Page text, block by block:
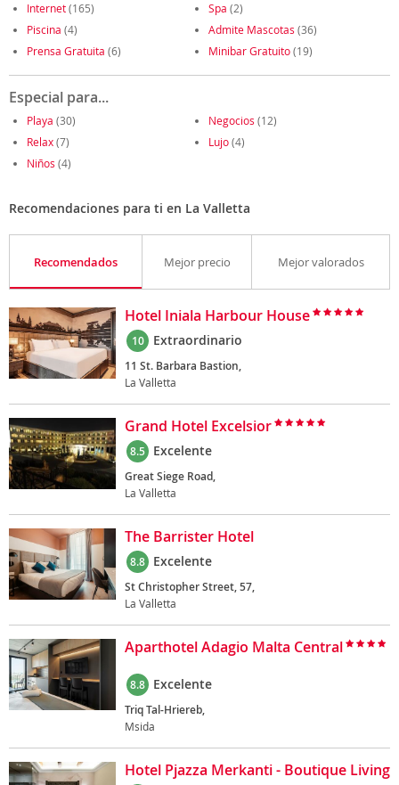
Internet(165) Spa (2)
Piscina (4) Admite Mascotas (36)
Prensa Gratuita (6) Minibar Gratuito(19)
Especial para...
Playa (30) Negocios (12)
Relax(7) Lujo(4)
Niños (4)
Recomendaciones para ti en La Valletta
Recomendados Mejor precio Mejor valorados
Hotel Iniala Harbour House
10 Extraordinario
11 St. Barbara Bastion,
La Valletta
Grand Hotel Excelsior
8.5 Excelente
Great Siege Road,
La Valletta
The Barrister Hotel
8.8 Excelente
St Christopher Street, 57,
La Valletta
Aparthotel Adagio Malta Central
8.8 Excelente
Triq Tal-Hriereb,
Msida
Hotel Pjazza Merkanti - Boutique Living